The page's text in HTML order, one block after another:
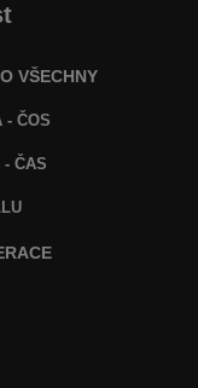
VŠECHNY
- ČOS
ČAS